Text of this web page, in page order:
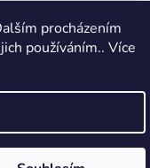
procházením
používáním.. Více